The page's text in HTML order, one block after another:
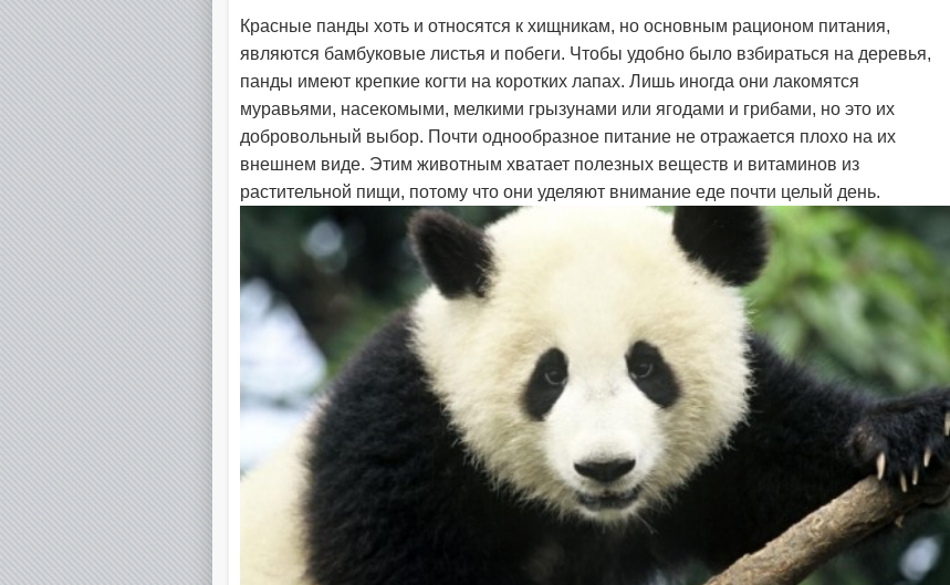
Красные панды хоть и относятся к хищникам, но основным рационом питания,
являются бамбуковые листья и побеги. Чтобы удобно было взбираться на деревья,
панды имеют крепкие когти на коротких лапах. Лишь иногда они лакомятся
муравьями, насекомыми, мелкими грызунами или ягодами и грибами, но это их
добровольный выбор. Почти однообразное питание не отражается плохо на их
внешнем виде. Этим животным хватает полезных веществ и витаминов из
растительной пищи, потому что они уделяют внимание еде почти целый день.